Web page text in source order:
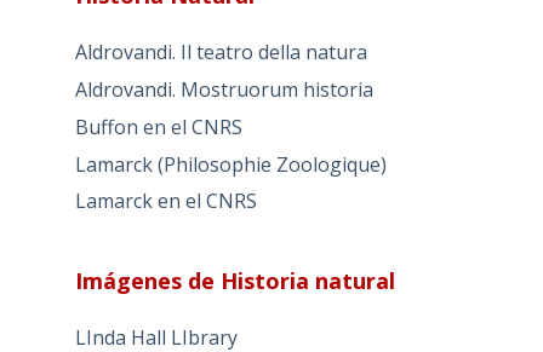
Aldrovandi. Il teatro della natura
Aldrovandi. Mostruorum historia
Buffon en el CNRS
Lamarck (Philosophie Zoologique)
Lamarck en el CNRS
Imágenes de Historia natural
LInda Hall LIbrary